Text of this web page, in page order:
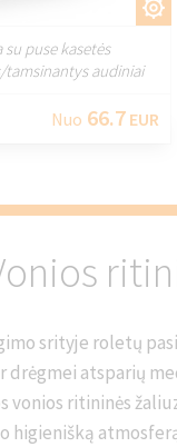
su puse kasetės
tamsinantys audiniai
Nuo 66.7 EUR
srityje roletų
atsparių
vonios ritininės
higienišką